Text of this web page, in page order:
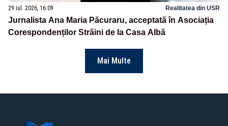
29 iul. 2026, 16:09 Realitatea din USR
Jurnalista Ana Maria Păcuraru, acceptată în Asociația
Corespondenților Străini de la Casa Albă
Mai Multe